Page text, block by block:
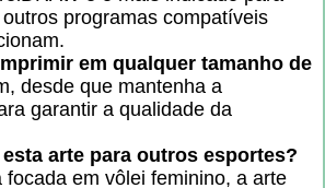
programas compatíveis
em qualquer tamanho de
desde que mantenha a
garantir a qualidade da
arte para outros esportes?
focada em vôlei feminino, a arte